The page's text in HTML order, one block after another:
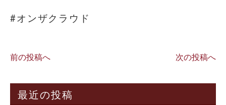
#オンザクラウド
前の投稿へ 次の投稿へ
最近の投稿